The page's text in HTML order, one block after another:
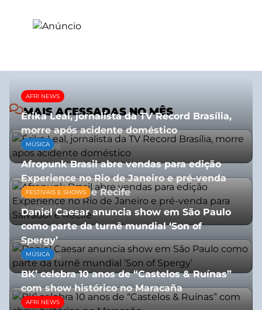
MAIS ACESSADAS NO MÊS
AFRI NEWS
Érika Leal, jornalista da TV Record Brasília,
morre após acidente doméstico
08/07/2026
MÚSICA
Afropunk Brasil abre vendas para edição
Experience no Rio de Janeiro e pré-venda
para Salvador e Recife
03/08/2026
FESTIVAIS E SHOWS
Daniel Caesar anuncia show em São Paulo
como parte da turnê mundial ‘Son of
Spergy’
05/08/2026
MÚSICA
BK’ celebra 10 anos de “Castelos & Ruínas”
com show histórico no Maracaña
06/08/2026
AFRI NEWS